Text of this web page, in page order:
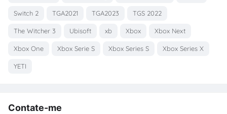
Switch 2 TGA2021 TGA2023 TGS 2022
The Witcher 3 Ubisoft xb Xbox Xbox Next
Xbox One Xbox Serie S Xbox Series S Xbox Series X
YETI
Contate-me